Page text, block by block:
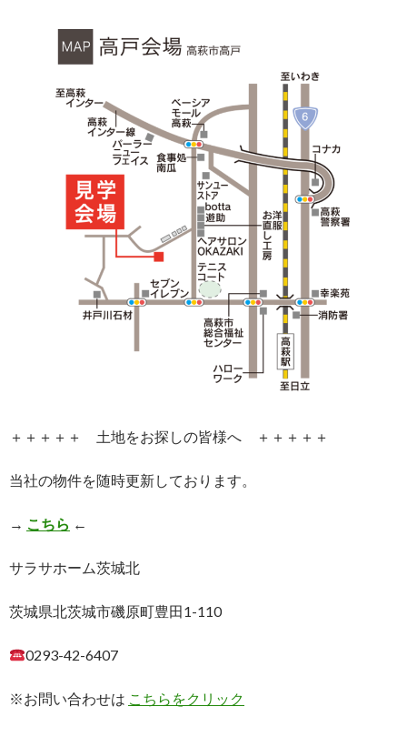
＋＋＋＋＋ 土地をお探しの皆様へ ＋＋＋＋＋
当社の物件を随時更新しております。
→ こちら ←
サラサホーム茨城北
茨城県北茨城市磯原町豊田1-110
0293-42-6407
※お問い合わせは こちらをクリック